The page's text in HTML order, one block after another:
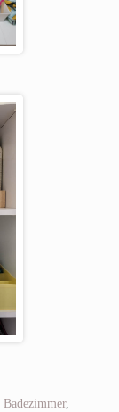
Badezimmer,